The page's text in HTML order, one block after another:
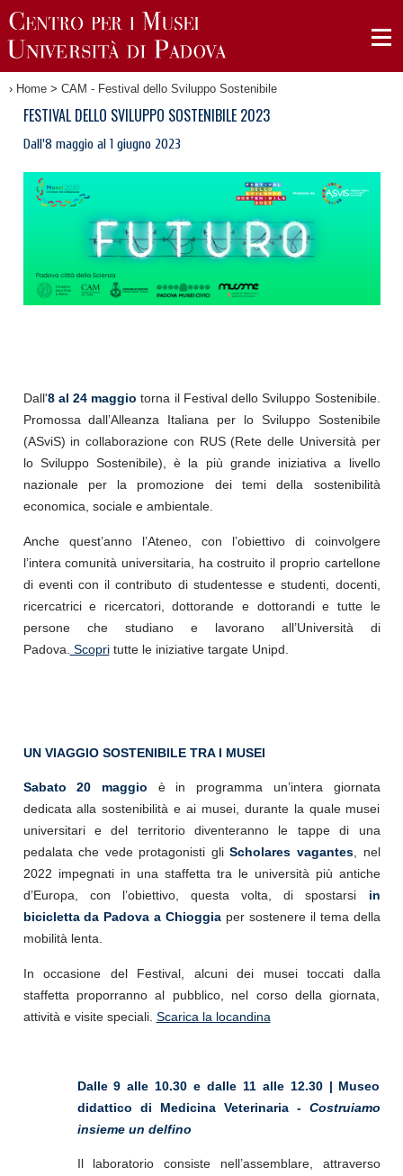
› Home > CAM - Festival dello Sviluppo Sostenibile
FESTIVAL DELLO SVILUPPO SOSTENIBILE 2023
Dall'8 maggio al 1 giugno 2023
Dall'8 al 24 maggio torna il Festival dello Sviluppo Sostenibile.
Promossa dall’Alleanza Italiana per lo Sviluppo Sostenibile
(ASviS) in collaborazione con RUS (Rete delle Università per
lo Sviluppo Sostenibile), è la più grande iniziativa a livello
nazionale per la promozione dei temi della sostenibilità
economica, sociale e ambientale.
Anche quest’anno l’Ateneo, con l’obiettivo di coinvolgere
l’intera comunità universitaria, ha costruito il proprio cartellone
di eventi con il contributo di studentesse e studenti, docenti,
ricercatrici e ricercatori, dottorande e dottorandi e tutte le
persone che studiano e lavorano all’Università di
Padova. Scopritutte le iniziative targate Unipd.
UN VIAGGIO SOSTENIBILE TRA I MUSEI
Sabato 20 maggio è in programma un’intera giornata
dedicata alla sostenibilità e ai musei, durante la quale musei
universitari e del territorio diventeranno le tappe di una
pedalata che vede protagonisti gliScholares vagantes, nel
2022 impegnati in una staffetta tra le università più antiche
d’Europa, con l’obiettivo, questa volta, di spostarsi in
bicicletta da Padova a Chioggia per sostenere il tema della
mobilità lenta.
In occasione del Festival, alcuni dei musei toccati dalla
staffetta proporranno al pubblico, nel corso della giornata,
attività e visite speciali. Scarica la locandina
Dalle 9 alle 10.30 e dalle 11 alle 12.30 | Museo
didattico di Medicina Veterinaria - Costruiamo
insieme un delfino
Il laboratorio consiste nell’assemblare, attraverso